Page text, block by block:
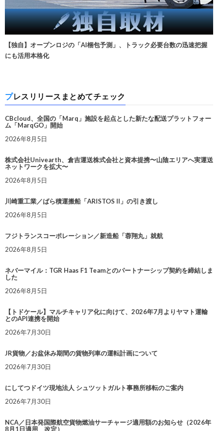
【独自】オープンロジの「AI梱包予測」、トラック必要台数の迅速把握
にも活用本格化
プレスリリースまとめてチェック
CBcloud、全国の「Marq」施設を起点とした新たな配送プラットフォー
ム「MarqGO」開始
2026年8月5日
株式会社Univearth、倉吉運送株式会社と資本提携〜山陰エリアへ実運送
ネットワークを拡大〜
2026年8月5日
川崎重工業／ばら積運搬船「ARISTOS II」の引き渡し
2026年8月5日
フジトランスコーポレーション／新造船「蓉翔丸」就航
2026年8月5日
ネバーマイル：TGR Haas F1 Teamとのパートナーシップ契約を締結しま
した
2026年8月5日
【トドケール】マルチキャリア化に向けて、2026年7月よりヤマト運輸
とのAPI連携を開始
2026年7月30日
JR貨物／お盆休み期間の貨物列車の運転計画について
2026年7月30日
にしてつドイツ現地法人 シュツットガルト事務所移転のご案内
2026年7月30日
NCA／日本発国際航空貨物燃油サーチャージ適用額のお知らせ（2026年
8月1日適用 改定）